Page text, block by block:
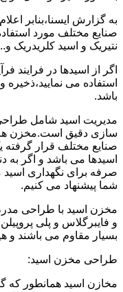
به گزارش ایسنا،بنابر
صنایع مختلف مورد
نتیریک و اسید کلریدریک
اگر از اسیدها در فرایند
استفاده می
باشد.
مدیریت اسید شامل
سازی دقیق است.مخزن
صنایع مختلف قرار
اسیدها می باشد و اگر به
صرفه برای نگهداری اسید
شما پیشنهاد می کنیم.
مخزن اسید با طراحی
و فایبرگلاس و پلی
بسیار مقاوم می باشند و
طراحی مخزن اسید:
مخازن اسید همانطور که